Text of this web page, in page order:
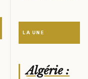
LA UNE
Algérie :